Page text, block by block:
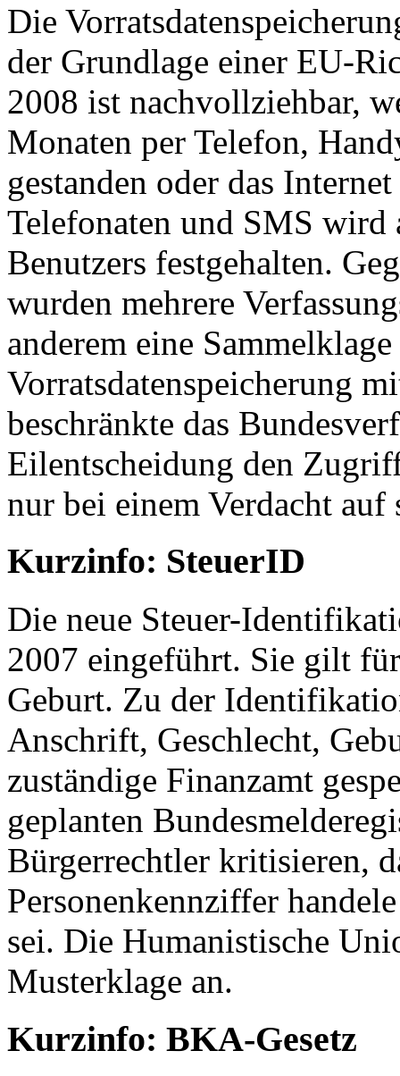
Die
der Grundlage einer EU-
2008 ist nachvollziehbar,
Monaten per Telefon,
gestanden oder das
Telefonaten und SMS wird
Benutzers festgehalten.
wurden mehrere
anderem eine
Vorratsdatenspeicherung
beschränkte das
Eilentscheidung den
nur bei einem Verdacht
Kurzinfo: SteuerID
Die neue Steuer-
2007 eingeführt. Sie gilt
Geburt. Zu der
Anschrift, Geschlecht,
zuständige Finanzamt
geplanten
Bürgerrechtler kritisieren,
Personenkennziffer
sei. Die Humanistische
Musterklage an.
Kurzinfo: BKA-Gesetz